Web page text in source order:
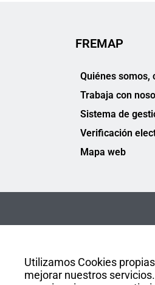
Utilizamos Cookies
mejorar nuestros
FREMAP
Quiénes somos,
Trabaja con
Sistema de
Verificación
Mapa web